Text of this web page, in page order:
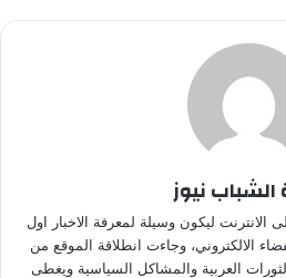
الشباب نيوز
الانترنت ليكون وسيلة لمعرفة الاخبار اول
الالكتروني، وجاءت انطلاقة الموقع من
العربية والمشاكل السياسية ويغطى